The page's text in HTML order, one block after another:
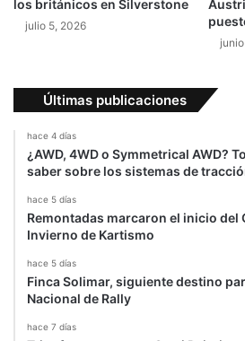
l
r
e
o
los británicos en Silverstone
julio 5, 2026
Últimas publicaciones
hace 4 días
¿AWD, 4WD o Symmetrical AWD?
saber sobre los sistemas de
hace 5 días
Remontadas marcaron el inicio del
Invierno de Kartismo
hace 5 días
Finca Solimar, siguiente destino
Nacional de Rally
hace 7 días